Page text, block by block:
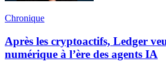
Chronique
Après les cryptoactifs, Ledger
numérique à l’ère des agents IA